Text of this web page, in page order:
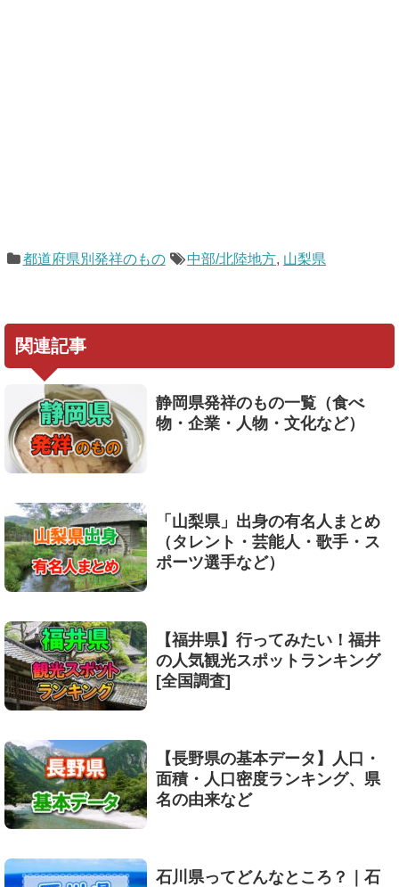
都道府県別発祥のもの 中部/北陸地方, 山梨県
関連記事
静岡県発祥のもの一覧（食べ
物・企業・人物・文化など）
「山梨県」出身の有名人まとめ
（タレント・芸能人・歌手・ス
ポーツ選手など）
【福井県】行ってみたい！福井
の人気観光スポットランキング
[全国調査]
【長野県の基本データ】人口・
面積・人口密度ランキング、県
名の由来など
石川県ってどんなところ？｜石